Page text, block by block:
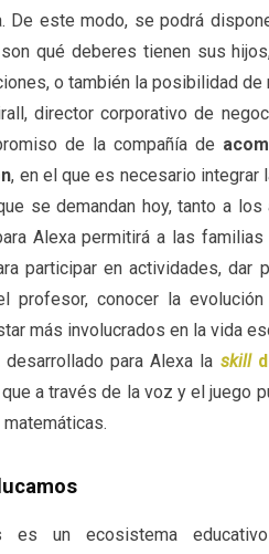
De este modo, se podrá
qué deberes tienen sus
o también la posibilidad
director corporativo de
de la compañía de
, en el que es necesario integrar
se demandan hoy, tanto a
Alexa permitirá a las familias
participar en actividades, dar
profesor, conocer la
más involucrados en la vida
para Alexa la skill
que a través de la voz y el juego
es un ecosistema